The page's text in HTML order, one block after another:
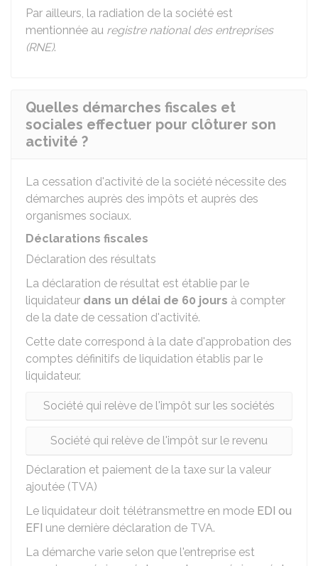
Par ailleurs, la radiation de la société est
mentionnée au registre national des entreprises
(RNE).
Quelles démarches fiscales et
sociales effectuer pour clôturer son
activité ?
La cessation d'activité de la société nécessite des
démarches auprès des impôts et auprès des
organismes sociaux.
Déclarations fiscales
Déclaration des résultats
La déclaration de résultat est établie par le
liquidateur dans un délai de 60 jours à compter
de la date de cessation d'activité.
Cette date correspond à la date d'approbation des
comptes définitifs de liquidation établis par le
liquidateur.
Société qui relève de l'impôt sur les sociétés
Société qui relève de l'impôt sur le revenu
Déclaration et paiement de la taxe sur la valeur
ajoutée (TVA)
Le liquidateur doit télétransmettre en mode EDI ou
EFI une dernière déclaration de TVA.
La démarche varie selon que l'entreprise est